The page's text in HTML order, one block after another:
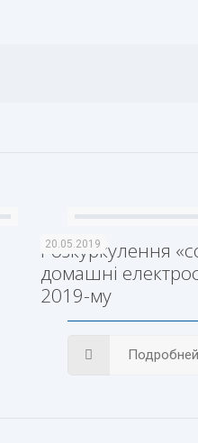
20.05.2019
Розкуркулення
домашні
2019-му
Подробней